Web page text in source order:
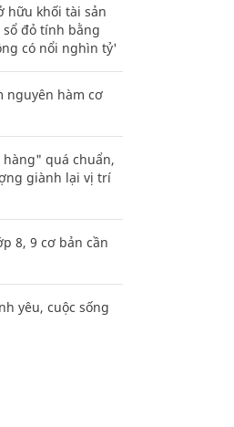
hữu khối tài sản
đỏ tính bằng
có nổi nghìn tỷ'
nguyên hàm cơ
quá chuẩn,
giành lại vị trí
8, 9 cơ bản cần
yêu, cuộc sống